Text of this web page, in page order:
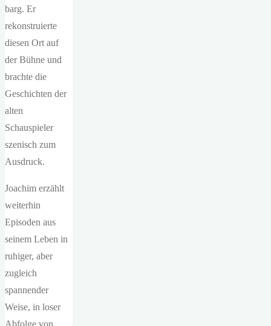
barg. Er
rekonstruierte
diesen Ort auf
der Bühne und
brachte die
Geschichten der
alten
Schauspieler
szenisch zum
Ausdruck.
Joachim erzählt
weiterhin
Episoden aus
seinem Leben in
ruhiger, aber
zugleich
spannender
Weise, in loser
Abfolge von